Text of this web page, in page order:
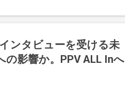
ンタビューを受ける未
の影響か。PPV ALL Inへ